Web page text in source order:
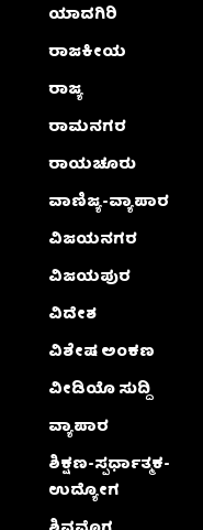
ಯಾದಗಿರಿ
ರಾಜಕೀಯ
ರಾಜ್ಯ
ರಾಮನಗರ
ರಾಯಚೂರು
ವಾಣಿಜ್ಯ-ವ್ಯಾಪಾರ
ವಿಜಯನಗರ
ವಿಜಯಪುರ
ವಿದೇಶ
ವಿಶೇಷ ಅಂಕಣ
ವೀಡಿಯೊ ಸುದ್ದಿ
ವ್ಯಾಪಾರ
ಶಿಕ್ಷಣ-ಸ್ಪರ್ಧಾತ್ಮಕ-
ಉದ್ಯೋಗ